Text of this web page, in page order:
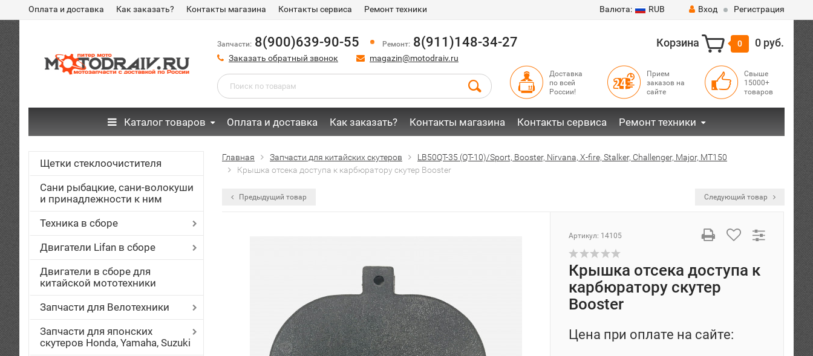
Оплата и доставка Как заказать? Контакты магазина Контакты сервиса Ремонт техники Валюта: RUB Вход Регистрация
Запчасти: 8(900)639-90-55 Ремонт: 8(911)148-34-27
Заказать обратный звонок magazin@motodraiv.ru
Корзина 0 0 руб.
Доставка
по всей
России!
Прием
заказов на
сайте
Свыше
15000+
товаров
Каталог товаров Оплата и доставка Как заказать? Контакты магазина Контакты сервиса Ремонт техники
Щетки стеклоочистителя
Сани рыбацкие, сани-волокуши
и принадлежности к ним
Техника в сборе
Двигатели Lifan в сборе
Двигатели в сборе для
китайской мототехники
Запчасти для Велотехники
Запчасти для японских
скутеров Honda, Yamaha, Suzuki
Главная Запчасти для китайских скутеров
LB50QT-35 (QT-10)/Sport, Booster, Nirvana, X-fire, Stalker, Challenger, Major, MT150
Крышка отсека доступа к карбюратору скутер Booster
Предыдущий товар Следующий товар
Артикул: 14105
Крышка отсека доступа к
карбюратору скутер
Booster
Цена при оплате на сайте: